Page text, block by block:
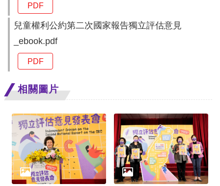
PDF
兒童權利公約第二次國家報告獨立評估意見
_ebook.pdf
PDF
相關圖片